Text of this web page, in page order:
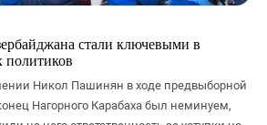
стали ключевыми в
политиков
Никол Пашинян в ходе предвыборной
Нагорного Карабаха был неминуем,